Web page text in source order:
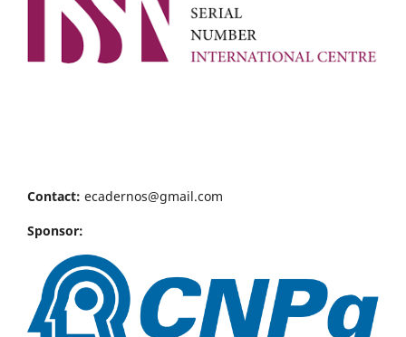
Contact: ecadernos@gmail.com
Sponsor: